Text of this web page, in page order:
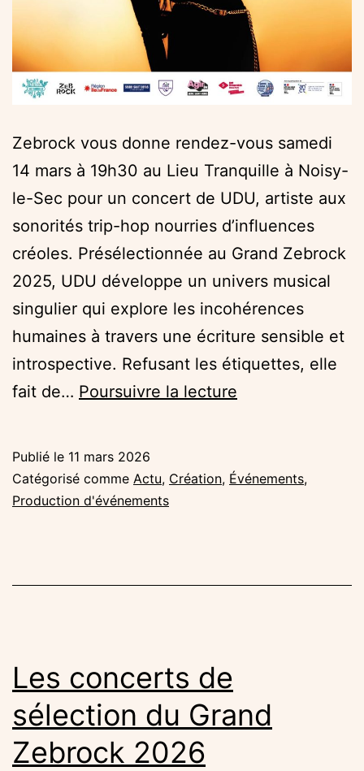
Zebrock vous donne rendez-vous samedi
14 mars à 19h30 au Lieu Tranquille à Noisy-
le-Sec pour un concert de UDU, artiste aux
sonorités trip-hop nourries d’influences
créoles. Présélectionnée au Grand Zebrock
2025, UDU développe un univers musical
singulier qui explore les incohérences
humaines à travers une écriture sensible et
introspective. Refusant les étiquettes, elle
fait de… Poursuivre la lecture
Tranquille
concert
Publié le 11 mars 2026
Catégorisé comme Actu, Création, Événements,
Production d'événements
Les concerts de
sélection du Grand
Zebrock 2026